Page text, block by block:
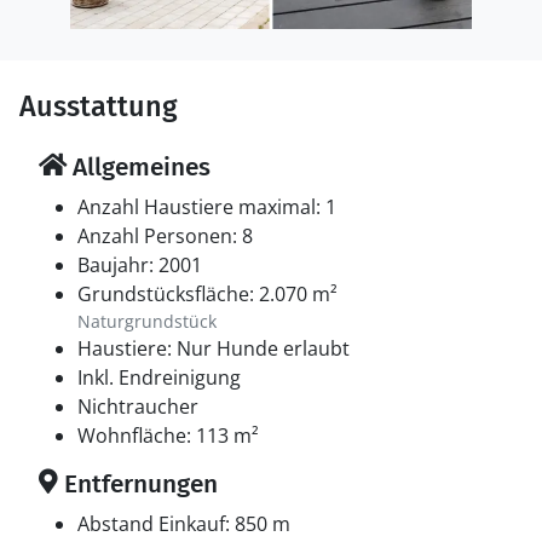
Ausstattung
Allgemeines
Anzahl Haustiere maximal: 1
Anzahl Personen: 8
Baujahr: 2001
Grundstücksfläche: 2.070 m²
Naturgrundstück
Haustiere: Nur Hunde erlaubt
Inkl. Endreinigung
Nichtraucher
Wohnfläche: 113 m²
Entfernungen
Abstand Einkauf: 850 m